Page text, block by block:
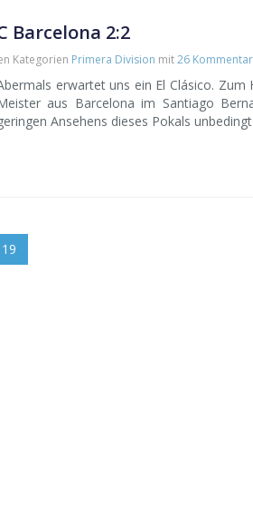
Barcelona 2:2
Kategorien Primera Division mit26
erwartet uns ein El Clásico.
aus Barcelona im Santiago
Ansehens dieses Pokals
19